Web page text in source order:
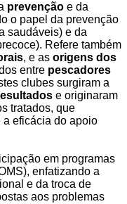
prevenção e da
o papel da prevenção
saudáveis) e da
Refere também
, e as origens dos
entre pescadores
clubes surgiram a
e originaram
tratados, que
a eficácia do apoio
em programas
, enfatizando a
e da troca de
aos problemas